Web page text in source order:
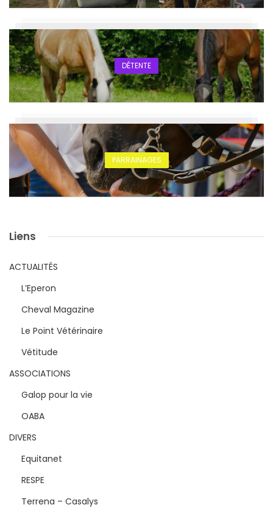
DÉTENTE
PARRAINAGES
Liens
ACTUALITÉS
L’Eperon
Cheval Magazine
Le Point Vétérinaire
Vétitude
ASSOCIATIONS
Galop pour la vie
OABA
DIVERS
Equitanet
RESPE
Terrena – Casalys